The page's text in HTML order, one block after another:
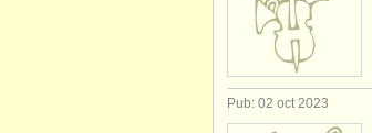
Pub: 02 oct 2023